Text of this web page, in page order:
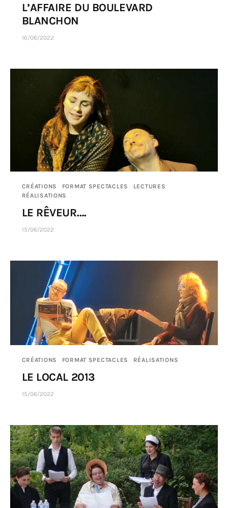
Contacts
L’AFFAIRE DU BOULEVARD
BLANCHON
16/06/2022
CRÉATIONS FORMAT SPECTACLES
LECTURES
RÉALISATIONS
LE RÊVEUR….
15/06/2022
CRÉATIONS FORMAT SPECTACLES RÉALISATIONS
LE LOCAL 2013
15/06/2022